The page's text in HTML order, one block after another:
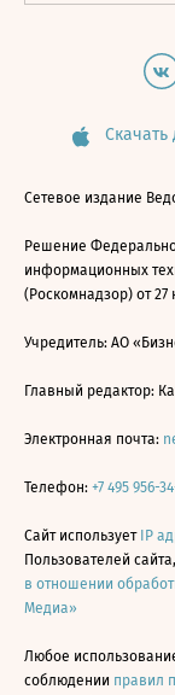
Скачать
Сетевое издание
Решение
информационных
(Роскомнадзор) от 27
Учредитель: АО
Главный редактор:
Электронная почта:
Телефон: +7 495 956-
Сайт использует IP
Пользователей
в отношении
Медиа»
Любое
соблюдении правил